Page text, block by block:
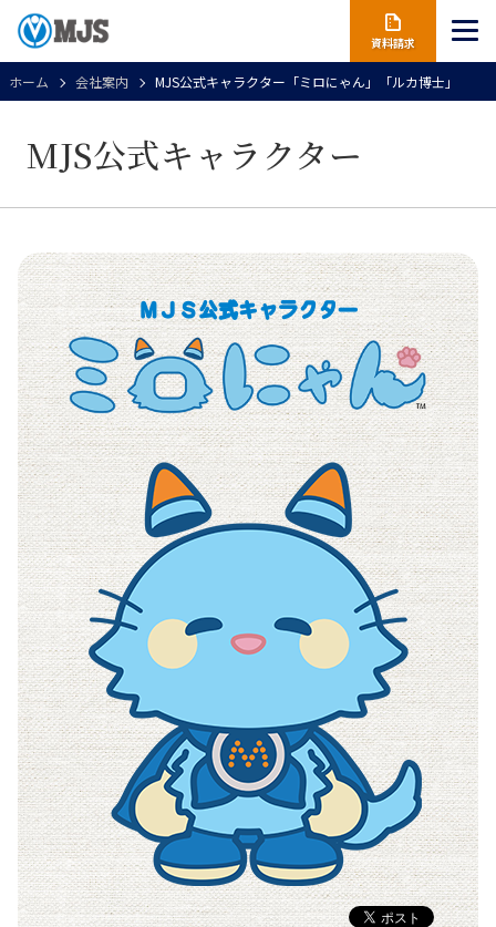
資料請求
ホーム 会社案内 MJS公式キャラクター「ミロにゃん」「ルカ博士」
MJS公式キャラクター
ＭＪＳ公式キャラクター